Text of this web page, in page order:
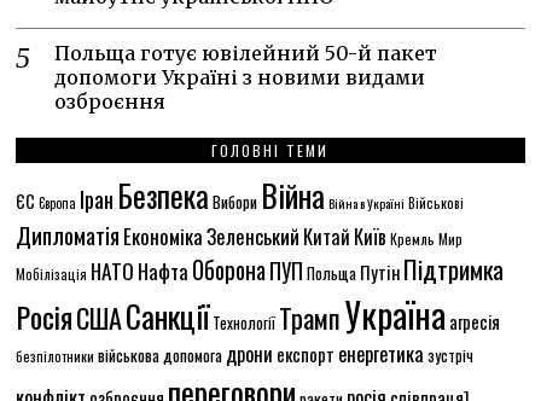
Польща готує ювілейний 50-й пакет
допомоги Україні з новими видами
озброєння
ГОЛОВНІ ТЕМИ
ЄС Європа Іран Безпека Вибори Війна Війна в Україні Військові
Дипломатія ЕкономікаЗеленський Китай Київ Кремль Мир
Мобілізація НАТО Нафта ОборонаПУП Польща ПутінПідтримка
РосіяСШАСанкціїТехнологіїТрампУкраїна агресія
безпілотники військова допомога дрони експорт енергетика зустріч